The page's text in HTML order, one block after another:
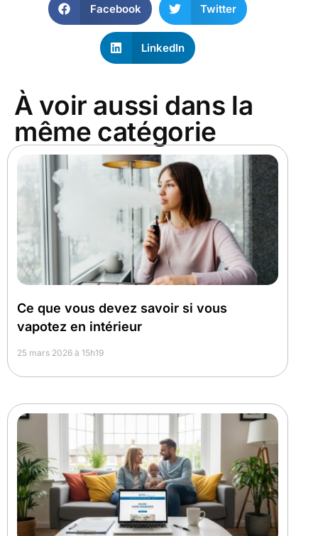
Facebook Twitter
LinkedIn
À voir aussi dans la
même catégorie
Ce que vous devez savoir si vous
vapotez en intérieur
25 mars 2026 à 15h19